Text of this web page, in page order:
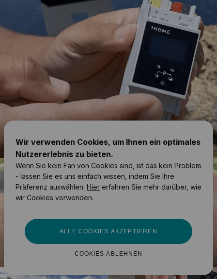
Wir verwenden Cookies, um Ihnen ein optimales
Nutzererlebnis zu bieten.
Wenn Sie kein Fan von Cookies sind, ist das kein Problem
- lassen Sie es uns einfach wissen, indem Sie Ihre
Präferenz auswählen. Hier erfahren Sie mehr darüber, wie
wir Cookies verwenden.
COOKIES ABLEHNEN
ALLE COOKIES AKZEPTIEREN